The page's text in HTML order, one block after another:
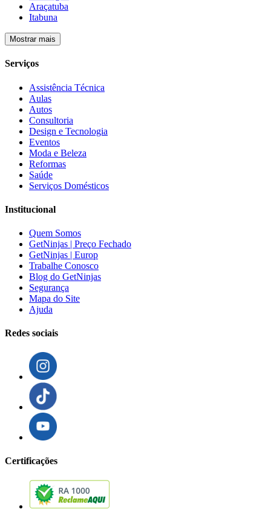
Araçatuba
Itabuna
Mostrar mais
Serviços
Assistência Técnica
Aulas
Autos
Consultoria
Design e Tecnologia
Eventos
Moda e Beleza
Reformas
Saúde
Serviços Domésticos
Institucional
Quem Somos
GetNinjas | Preço Fechado
GetNinjas | Europ
Trabalhe Conosco
Blog do GetNinjas
Segurança
Mapa do Site
Ajuda
Redes sociais
Certificações